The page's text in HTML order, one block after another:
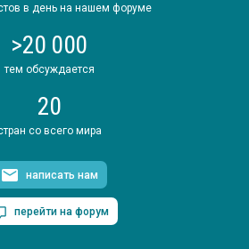
в день на нашем форуме
>20 000
тем обсуждается
20
со всего мира
написать нам
перейти на форум